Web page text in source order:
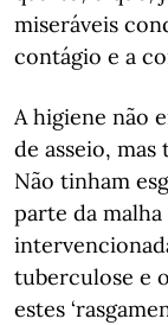
miseráveis
contágio e a
A higiene não
de asseio,
Não tinham
parte da
tuberculose e
estes